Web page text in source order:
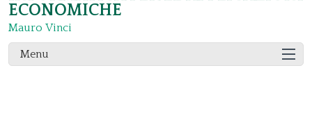
ECONOMICHE
Mauro Vinci
Menu